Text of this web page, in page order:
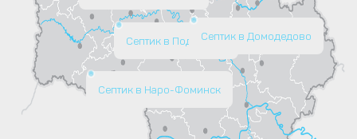
Септик в Подольске
Септик в Наро-Фоминск
Септик в Домодедово